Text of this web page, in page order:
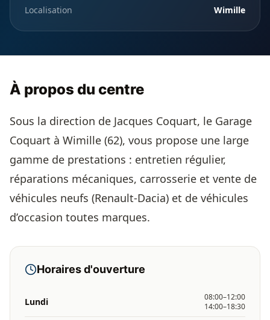
Localisation Wimille
À propos du centre
Sous la direction de Jacques Coquart, le Garage
Coquart à Wimille (62), vous propose une large
gamme de prestations : entretien régulier,
réparations mécaniques, carrosserie et vente de
véhicules neufs (Renault-Dacia) et de véhicules
d’occasion toutes marques.
Horaires d'ouverture
Lundi
08:00–12:00
14:00–18:30